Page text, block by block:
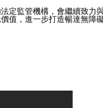
定監管機構，會繼續致力
值，進一步打造暢達無障